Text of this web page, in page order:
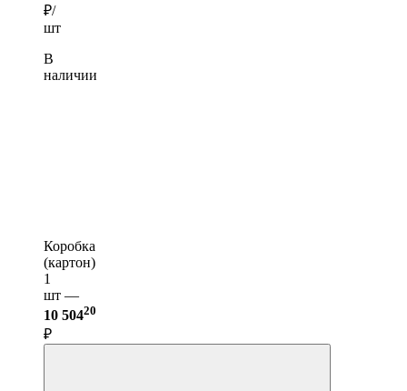
₽/
шт
В
наличии
Коробка
(картон)
1
шт —
10 50420
₽